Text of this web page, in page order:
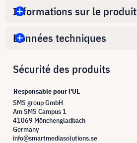
Informations sur le produit
Données techniques
Sécurité des produits
Responsable pour l'UE
SMS group GmbH
Am SMS Campus 1
41069 Mönchengladbach
Germany
info@smartmediasolutions.se